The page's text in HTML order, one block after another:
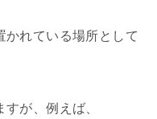
かれている場所として
が、例えば、